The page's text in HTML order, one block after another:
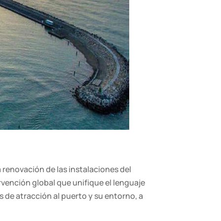
de las instalaciones del
global que unifique el lenguaje
atracción al puerto y su entorno, a